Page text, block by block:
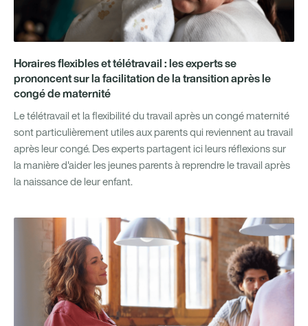
Horaires flexibles et télétravail : les experts se
prononcent sur la facilitation de la transition après le
congé de maternité
Le télétravail et la flexibilité du travail après un congé maternité
sont particulièrement utiles aux parents qui reviennent au travail
après leur congé. Des experts partagent ici leurs réflexions sur
la manière d'aider les jeunes parents à reprendre le travail après
la naissance de leur enfant.